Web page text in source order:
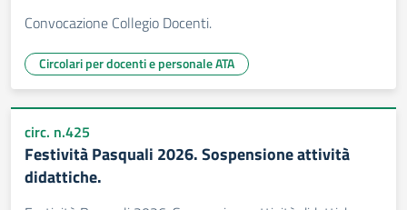
Convocazione Collegio Docenti.
Circolari per docenti e personale ATA
circ. n.425
Festività Pasquali 2026. Sospensione attività
didattiche.